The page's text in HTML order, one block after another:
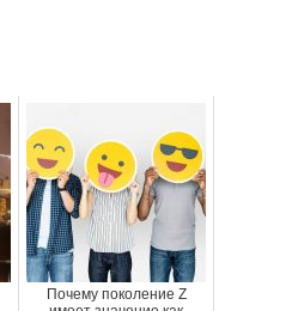
Почему поколение Z